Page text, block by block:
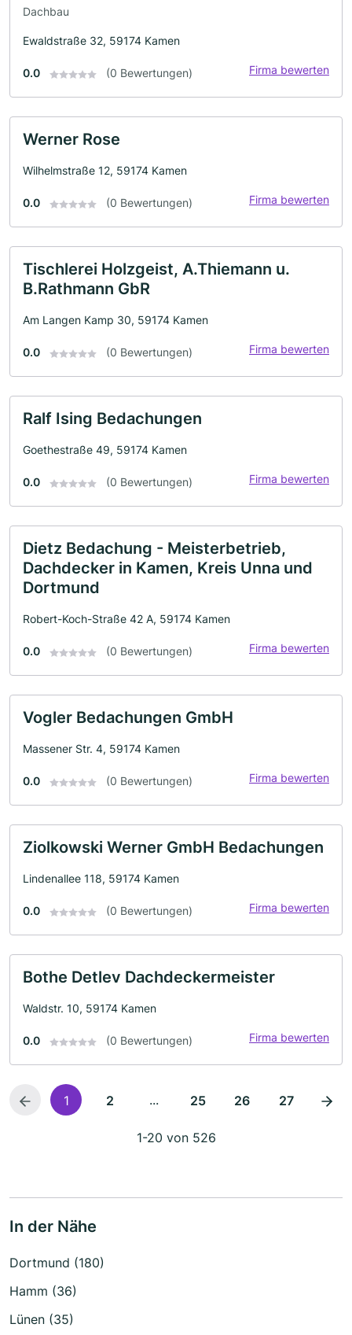
Dachbau
Ewaldstraße 32, 59174 Kamen
0.0 (0 Bewertungen) Firma bewerten
Werner Rose
Wilhelmstraße 12, 59174 Kamen
0.0 (0 Bewertungen) Firma bewerten
Tischlerei Holzgeist, A.Thiemann u.
B.Rathmann GbR
Am Langen Kamp 30, 59174 Kamen
0.0 (0 Bewertungen) Firma bewerten
Ralf Ising Bedachungen
Goethestraße 49, 59174 Kamen
0.0 (0 Bewertungen) Firma bewerten
Dietz Bedachung - Meisterbetrieb,
Dachdecker in Kamen, Kreis Unna und
Dortmund
Robert-Koch-Straße 42 A, 59174 Kamen
0.0 (0 Bewertungen) Firma bewerten
Vogler Bedachungen GmbH
Massener Str. 4, 59174 Kamen
0.0 (0 Bewertungen) Firma bewerten
Ziolkowski Werner GmbH Bedachungen
Lindenallee 118, 59174 Kamen
0.0 (0 Bewertungen) Firma bewerten
Bothe Detlev Dachdeckermeister
Waldstr. 10, 59174 Kamen
0.0 (0 Bewertungen) Firma bewerten
1 2 ... 25 26 27
1-20 von 526
In der Nähe
Dortmund (180)
Hamm (36)
Lünen (35)